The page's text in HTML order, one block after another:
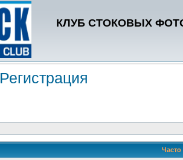
КЛУБ СТОКОВЫХ
Регистрация